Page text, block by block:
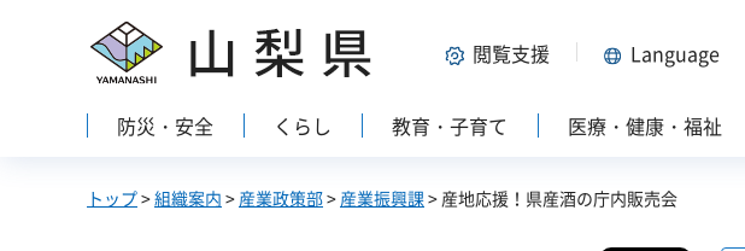
山梨県 閲覧支援 Language
防災・安全 くらし 教育・子育て 医療・健康・福祉
トップ>組織案内 > 産業政策部> 産業振興課> 産地応援！県産酒の庁内販売会